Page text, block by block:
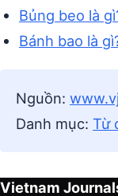
Bủng beo là
Bánh bao là
Nguồn:
Danh mục: Từ
Vietnam